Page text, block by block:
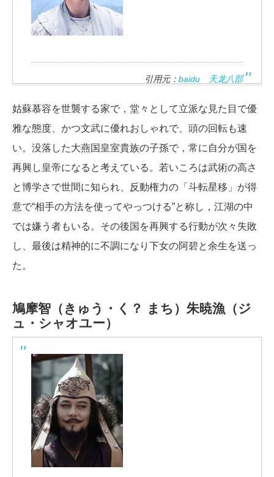
引用元： baidu 天龙八部
姑蘇慕容を世襲する家で，堂々として立派な見た目で優
雅な態度、かつ文武に優れおしゃれで、頭の回転も速
い。没落した大燕国皇室貴族の子孫で，常に自分が国を
再興し皇帝になると考えている。若いころは武術の高さ
と博学さで世間に知られ、反動権力の「斗転星移」が得
意で“相手の方法を使ってやっつける”と称し，江湖の中
では嫌う者もいる。その後国を再興する行動が次々失敗
し、最後は精神的に不調になり下女の阿碧と余生を送っ
た。
鳩摩智（きゅう・く？ まち） 朱暁漁（ジ
ュ・シャオユー）